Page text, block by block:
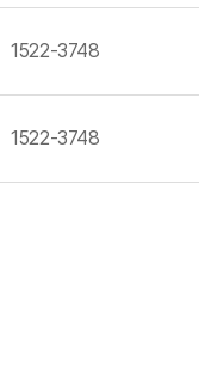
1522-3748
1522-3748